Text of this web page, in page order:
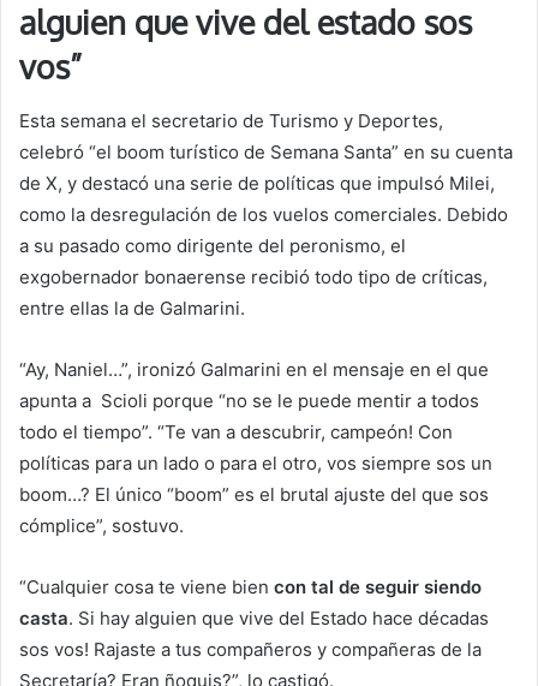
alguien que vive del estado sos
vos”
Esta semana el secretario de Turismo y Deportes,
celebró “el boom turístico de Semana Santa” en su cuenta
de X, y destacó una serie de políticas que impulsó Milei,
como la desregulación de los vuelos comerciales. Debido
a su pasado como dirigente del peronismo, el
exgobernador bonaerense recibió todo tipo de críticas,
entre ellas la de Galmarini.
“Ay, Naniel…”, ironizó Galmarini en el mensaje en el que
apunta a Scioli porque “no se le puede mentir a todos
todo el tiempo”. “Te van a descubrir, campeón! Con
políticas para un lado o para el otro, vos siempre sos un
boom…? El único “boom” es el brutal ajuste del que sos
cómplice”, sostuvo.
“Cualquier cosa te viene bien con tal de seguir siendo
casta. Si hay alguien que vive del Estado hace décadas
sos vos! Rajaste a tus compañeros y compañeras de la
Secretaría? Eran ñoquis?”, lo castigó.